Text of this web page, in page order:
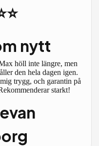
nytt
höll inte längre, men
den hela dagen igen.
trygg, och garantin på
starkt!